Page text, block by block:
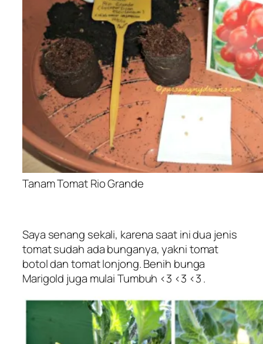
Tanam Tomat Rio Grande
Saya senang sekali, karena saat ini dua jenis
tomat sudah ada bunganya, yakni tomat
botol dan tomat lonjong. Benih bunga
Marigold juga mulai Tumbuh <3 <3 <3 .